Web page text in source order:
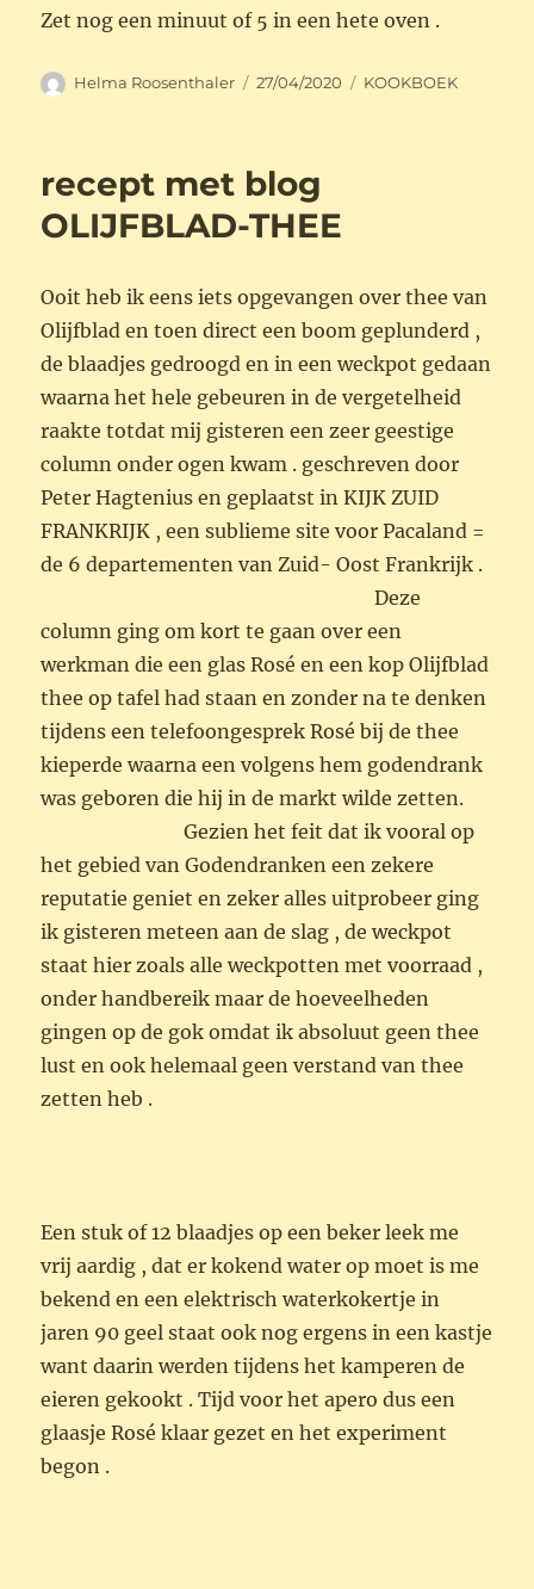
Zet nog een minuut of 5 in een hete oven .
Auteur
Helma Roosenthaler
Geplaatst
27/04/2020 Categorieën
KOOKBOEK
recept met blog
OLIJFBLAD-THEE
Ooit heb ik eens iets opgevangen over thee van
Olijfblad en toen direct een boom geplunderd ,
de blaadjes gedroogd en in een weckpot gedaan
waarna het hele gebeuren in de vergetelheid
raakte totdat mij gisteren een zeer geestige
column onder ogen kwam . geschreven door
Peter Hagtenius en geplaatst in KIJK ZUID
FRANKRIJK , een sublieme site voor Pacaland =
de 6 departementen van Zuid- Oost Frankrijk .
Deze
column ging om kort te gaan over een
werkman die een glas Rosé en een kop Olijfblad
thee op tafel had staan en zonder na te denken
tijdens een telefoongesprek Rosé bij de thee
kieperde waarna een volgens hem godendrank
was geboren die hij in de markt wilde zetten.
Gezien het feit dat ik vooral op
het gebied van Godendranken een zekere
reputatie geniet en zeker alles uitprobeer ging
ik gisteren meteen aan de slag , de weckpot
staat hier zoals alle weckpotten met voorraad ,
onder handbereik maar de hoeveelheden
gingen op de gok omdat ik absoluut geen thee
lust en ook helemaal geen verstand van thee
zetten heb .
Een stuk of 12 blaadjes op een beker leek me
vrij aardig , dat er kokend water op moet is me
bekend en een elektrisch waterkokertje in
jaren 90 geel staat ook nog ergens in een kastje
want daarin werden tijdens het kamperen de
eieren gekookt . Tijd voor het apero dus een
glaasje Rosé klaar gezet en het experiment
begon .